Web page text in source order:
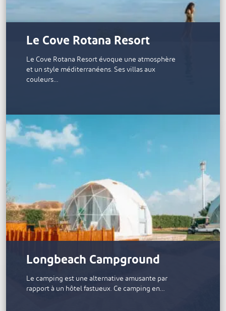
Le Cove Rotana Resort
Le Cove Rotana Resort évoque une atmosphère
et un style méditerranéens. Ses villas aux
couleurs…
Longbeach Campground
Le camping est une alternative amusante par
rapport à un hôtel fastueux. Ce camping en…